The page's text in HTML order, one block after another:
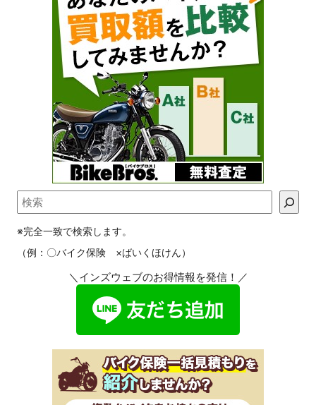
※完全一致で検索します。
（例：〇バイク保険 ×ばいくほけん）
＼インズウェブのお得情報を発信！／